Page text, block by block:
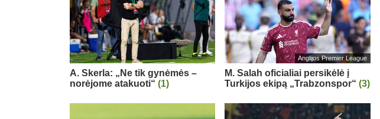
A. Skerla: „Ne tik gynėmės –
norėjome atakuoti“ (1)
Anglijos Premier League
M. Salah oficialiai persikėlė į
Turkijos ekipą „Trabzonspor“(3)